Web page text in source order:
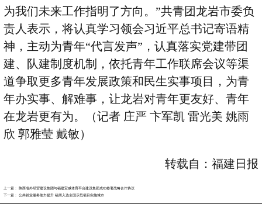
为我们未来工作指明了方向。 ”共青团龙岩市委负
责人表示，将认真学习领会习近平总书记寄语精
神，主动为青年“代言发声” ，认真落实党建带团
建、队建制度机制，依托青年工作联席会议等渠
道争取更多青年发展政策和民生实事项目，为青
年办实事、解难事，让龙岩对青年更友好、青年
在龙岩更有为。（记者 庄严 卞军凯 雷光美 姚雨
欣 郭雅莹 戴敏）
转载自：福建日报
上一篇：
陕西省外经贸建设集团与福建宝威体育平台建设集团成功签署战略合作协议
下一篇： 公共就业服务能力提升 福州入选全国示范项目实施城市